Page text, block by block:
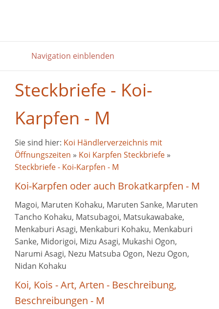
Navigation einblenden
Steckbriefe - Koi-
Karpfen - M
Sie sind hier: Koi Händlerverzeichnis mit
Öffnungszeiten » Koi Karpfen Steckbriefe »
Steckbriefe - Koi-Karpfen - M
Koi-Karpfen oder auch Brokatkarpfen - M
Magoi, Maruten Kohaku, Maruten Sanke, Maruten
Tancho Kohaku, Matsubagoi, Matsukawabake,
Menkaburi Asagi, Menkaburi Kohaku, Menkaburi
Sanke, Midorigoi, Mizu Asagi, Mukashi Ogon,
Narumi Asagi, Nezu Matsuba Ogon, Nezu Ogon,
Nidan Kohaku
Koi, Kois - Art, Arten - Beschreibung,
Beschreibungen - M